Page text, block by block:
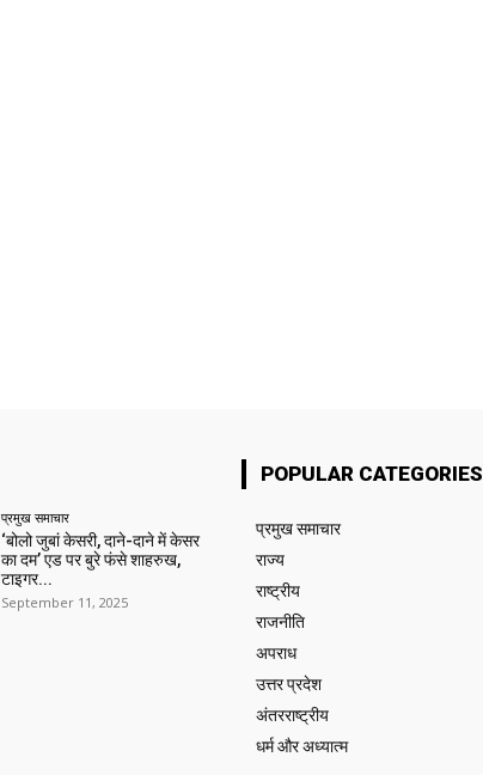
प्रमुख समाचार‎
‘बोलो जुबां केसरी, दाने-दाने में केसर
का दम’ एड पर बुरे फंसे शाहरुख,
टाइगर...
September 11, 2025
POPULAR CATEGORIES
प्रमुख समाचार‎
राज्य
राष्ट्रीय
राजनीति
अपराध
उत्तर प्रदेश
अंतरराष्ट्रीय
धर्म और अध्यात्म